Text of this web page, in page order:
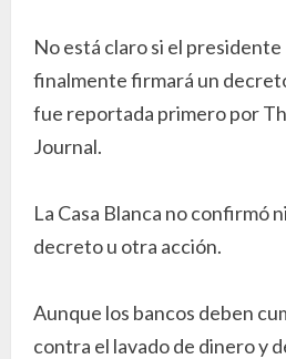
No está claro si el
finalmente firmará un
fue reportada primero por
Journal.
La Casa Blanca no confirmó
decreto u otra acción.
Aunque los bancos deben
contra el lavado de dinero y